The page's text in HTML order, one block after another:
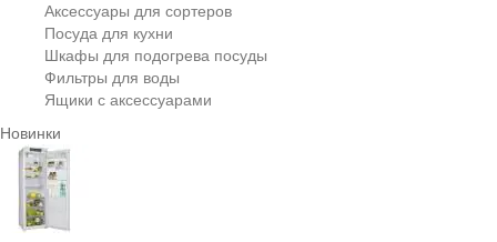
Аксессуары для сортеров
Посуда для кухни
Шкафы для подогрева посуды
Фильтры для воды
Ящики с аксессуарами
Новинки